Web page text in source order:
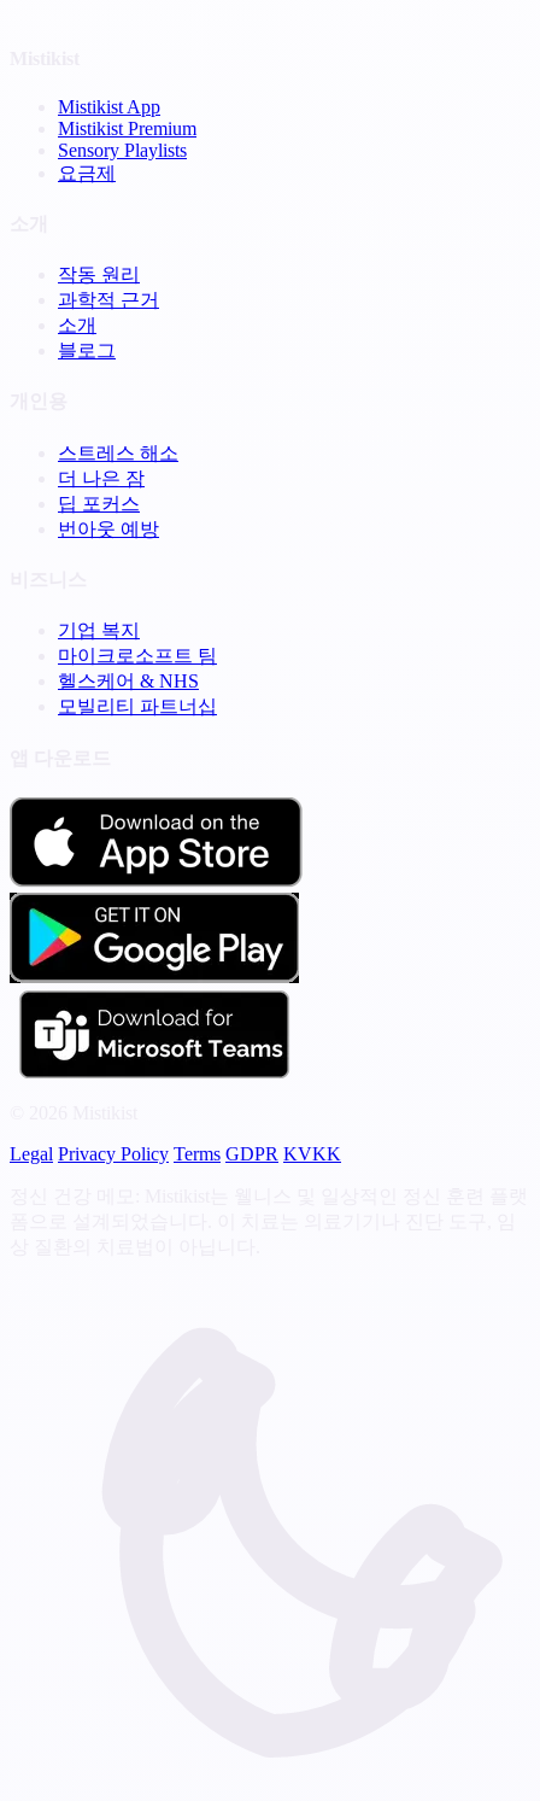
Mistikist App
Mistikist Premium
Sensory Playlists
요금제
작동 원리
과학적 근거
소개
블로그
스트레스 해소
더 나은 잠
딥 포커스
번아웃 예방
기업 복지
마이크로소프트 팀
헬스케어 & NHS
모빌리티 파트너십
Legal Privacy Policy Terms GDPR KVKK